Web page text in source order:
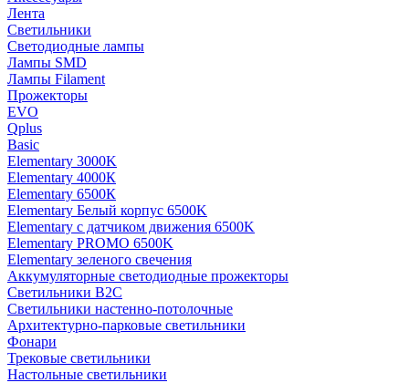
Лента
Светильники
Светодиодные лампы
Лампы SMD
Лампы Filament
Прожекторы
EVO
Qplus
Basic
Elementary 3000K
Elementary 4000К
Elementary 6500К
Elementary Белый корпус 6500K
Elementary с датчиком движения 6500K
Elementary PROMO 6500K
Elementary зеленого свечения
Аккумуляторные светодиодные прожекторы
Светильники B2C
Светильники настенно-потолочные
Архитектурно-парковые светильники
Фонари
Трековые светильники
Настольные светильники